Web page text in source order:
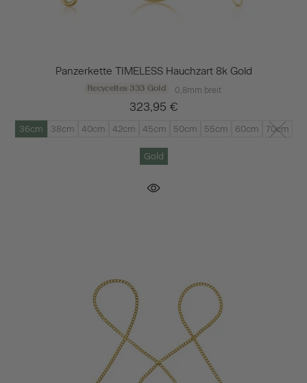
Panzerkette TIMELESS Hauchzart 8k Gold
Recyceltes 333 Gold 0,8mm breit
323,95 €
36cm 38cm 40cm 42cm 45cm 50cm 55cm 60cm 70cm
Gold